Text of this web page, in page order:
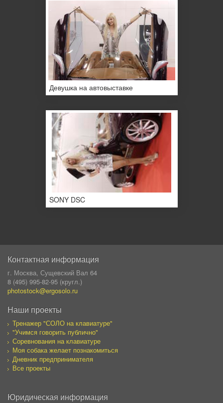
Девушка на автовыставке
SONY DSC
Контактная информация
г. Москва, Сущевский Вал 64
8 (495) 995-82-95 (кругл.)
photostock@ergosolo.ru
Наши проекты
Тренажер "СОЛО на клавиатуре"
"Учимся говорить публично"
Соревнования на клавиатуре
Моя собака желает познакомиться
Дневник предпринимателя
Все проекты
Юридическая информация